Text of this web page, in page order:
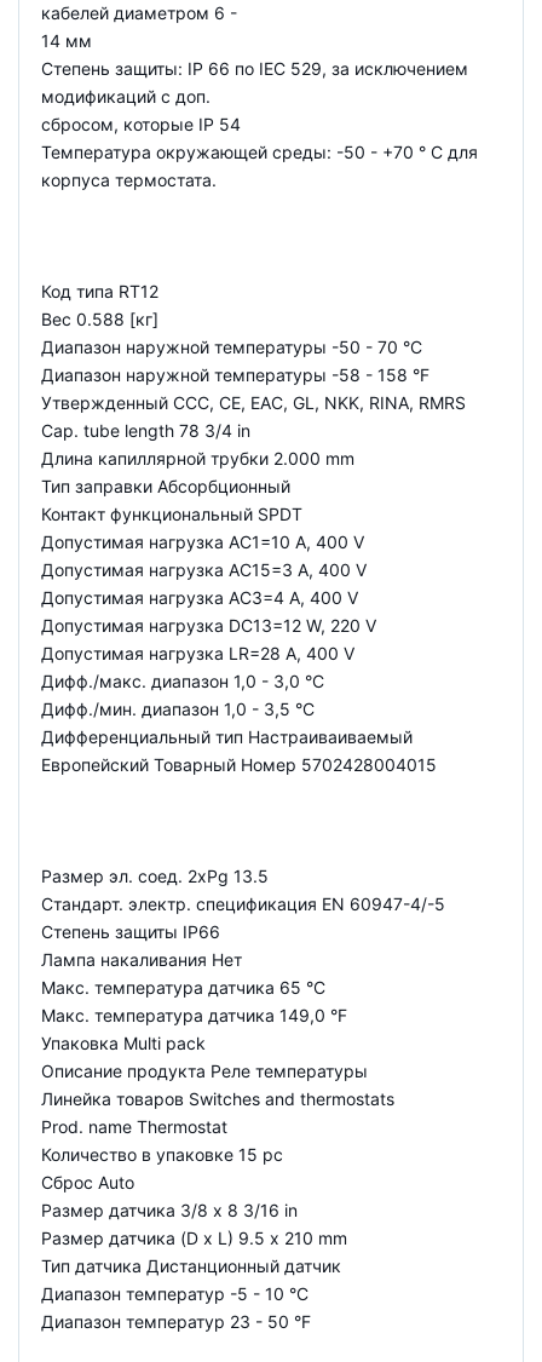
кабелей диаметром 6 -
14 мм
Степень защиты: IP 66 по IEC 529, за исключением
модификаций с доп.
сбросом, которые IP 54
Температура окружающей среды: -50 - +70 ° С для
корпуса термостата.
Код типа RT12
Вес 0.588 [кг]
Диапазон наружной температуры -50 - 70 °C
Диапазон наружной температуры -58 - 158 °F
Утвержденный CCC, CE, EAC, GL, NKK, RINA, RMRS
Cap. tube length 78 3/4 in
Длина капиллярной трубки 2.000 mm
Тип заправки Абсорбционный
Контакт функциональный SPDT
Допустимая нагрузка AC1=10 A, 400 V
Допустимая нагрузка AC15=3 A, 400 V
Допустимая нагрузка AC3=4 A, 400 V
Допустимая нагрузка DC13=12 W, 220 V
Допустимая нагрузка LR=28 A, 400 V
Дифф./макс. диапазон 1,0 - 3,0 °C
Дифф./мин. диапазон 1,0 - 3,5 °C
Дифференциальный тип Настраиваиваемый
Европейский Товарный Номер 5702428004015
Размер эл. соед. 2xPg 13.5
Стандарт. электр. спецификация EN 60947-4/-5
Степень защиты IP66
Лампа накаливания Нет
Макс. температура датчика 65 °C
Макс. температура датчика 149,0 °F
Упаковка Multi pack
Описание продукта Реле температуры
Линейка товаров Switches and thermostats
Prod. name Thermostat
Количество в упаковке 15 pc
Сброс Auto
Размер датчика 3/8 x 8 3/16 in
Размер датчика (D x L) 9.5 x 210 mm
Тип датчика Дистанционный датчик
Диапазон температур -5 - 10 °C
Диапазон температур 23 - 50 °F